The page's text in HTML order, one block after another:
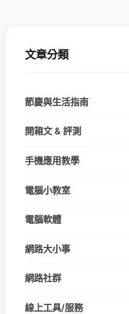
文章分類
節慶與生活指南
開箱文 & 評測
手機應用教學
電腦小教室
電腦軟體
網路大小事
網路社群
線上工具/服務